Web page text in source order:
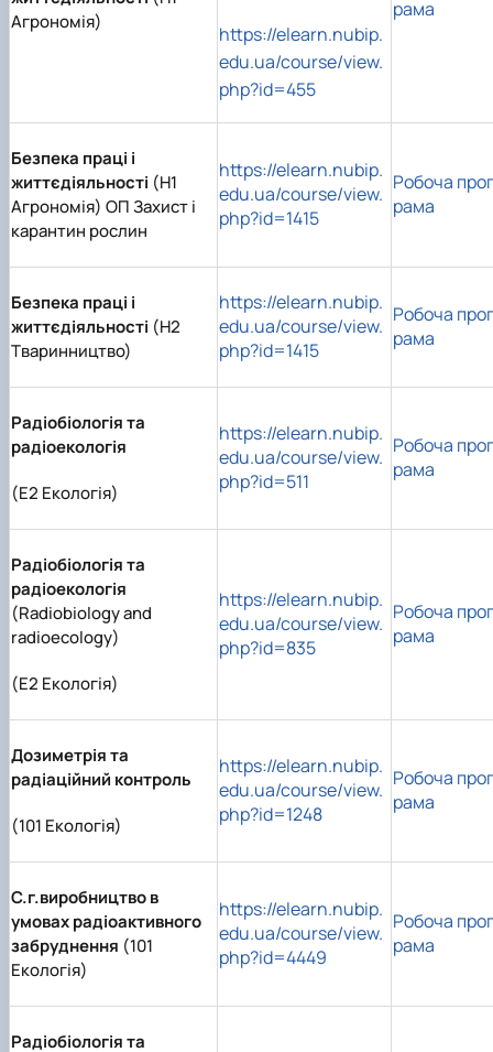
Агрономія)
https://elearn.nubip.
edu.ua/course/view.
php?id=455
рама
Безпека праці і
життєдіяльності (Н1
Агрономія) ОП Захист і
карантин рослин
https://elearn.nubip.
edu.ua/course/view.
php?id=1415
Робоча прог
рама
Безпека праці і
життєдіяльності (Н2
Тваринництво)
https://elearn.nubip.
edu.ua/course/view.
php?id=1415
Робоча прог
рама
Радіобіологія та
радіоекологія
(E2 Екологія)
https://elearn.nubip.
edu.ua/course/view.
php?id=511
Робоча прог
рама
Радіобіологія та
радіоекологія
(Radiobiology and
radioecology)
(E2 Екологія)
https://elearn.nubip.
edu.ua/course/view.
php?id=835
Робоча прог
рама
Дозиметрія та
радіаційний контроль
(101 Екологія)
https://elearn.nubip.
edu.ua/course/view.
php?id=1248
Робоча прог
рама
С.г.виробництво в
умовах радіоактивного
забруднення (101
Екологія)
https://elearn.nubip.
edu.ua/course/view.
php?id=4449
Робоча прог
рама
Радіобіологія та